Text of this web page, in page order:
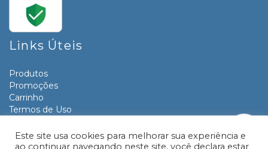
Links Úteis
Produtos
Promoções
Carrinho
Termos de Uso
Contato
Este site usa cookies para melhorar sua experiência e
ao continuar navegando neste site, você declara estar